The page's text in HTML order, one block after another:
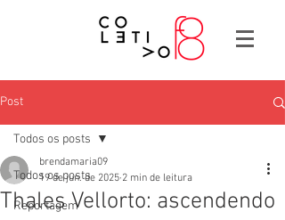
Post
Todos os posts
Reportagem
Todos os posts
Thales Vellorto: ascendendo
brendamaria09
19 de jun. de 2025 2 min de leitura